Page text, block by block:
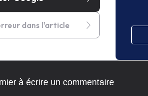
dans l'article
à écrire un commentaire